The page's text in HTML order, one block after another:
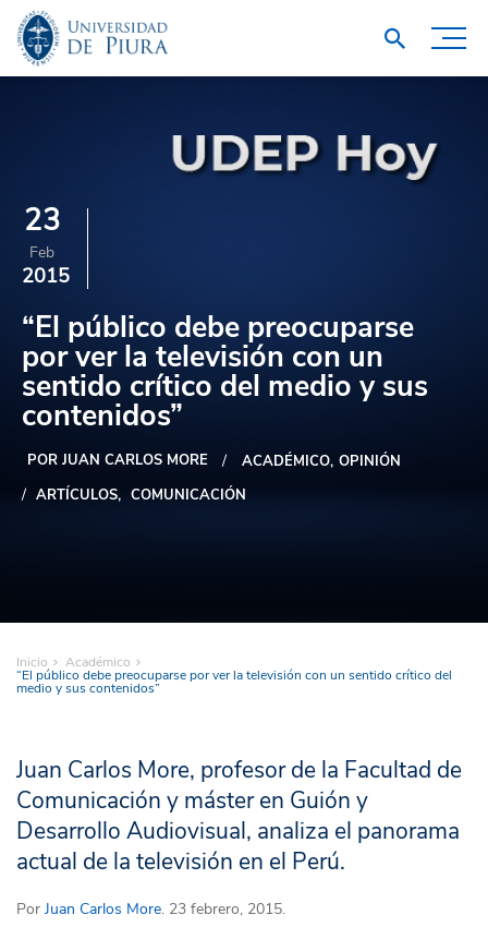
23
Feb
2015
“El público debe preocuparse
por ver la televisión con un
sentido crítico del medio y sus
contenidos”
POR JUAN CARLOS MORE ACADÉMICO OPINIÓN
ARTÍCULOS
COMUNICACIÓN
Inicio Académico
“El público debe preocuparse por ver la televisión con un sentido crítico del
medio y sus contenidos”
Juan Carlos More, profesor de la Facultad de
Comunicación y máster en Guión y
Desarrollo Audiovisual, analiza el panorama
actual de la televisión en el Perú.
Por Juan Carlos More. 23 febrero, 2015.